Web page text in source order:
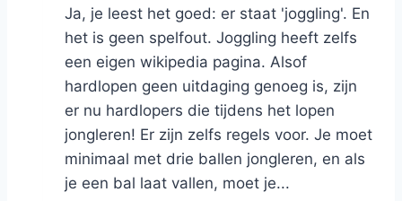
Ja, je leest het goed: er staat 'joggling'. En
het is geen spelfout. Joggling heeft zelfs
een eigen wikipedia pagina. Alsof
hardlopen geen uitdaging genoeg is, zijn
er nu hardlopers die tijdens het lopen
jongleren! Er zijn zelfs regels voor. Je moet
minimaal met drie ballen jongleren, en als
je een bal laat vallen, moet je...